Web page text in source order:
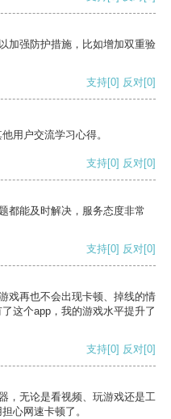
加强防护措施，比如增加双重验
支持[0] 反对[0]
用户交流学习心得。
支持[0] 反对[0]
都能及时解决，服务态度非常
支持[0] 反对[0]
戏再也不会出现卡顿、掉线的情
这个app，我的游戏水平提升了
支持[0] 反对[0]
，无论是看视频、玩游戏还是工
心网速卡顿了。